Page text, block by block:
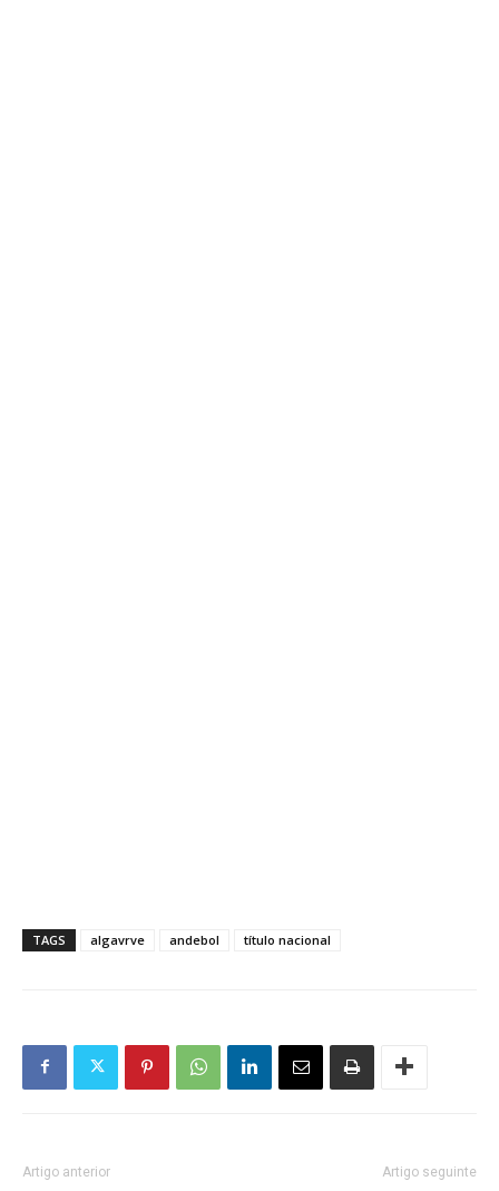
TAGS algavrve andebol título nacional
Artigo anterior Artigo seguinte